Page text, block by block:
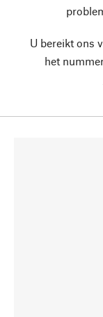
U bereikt ons
het